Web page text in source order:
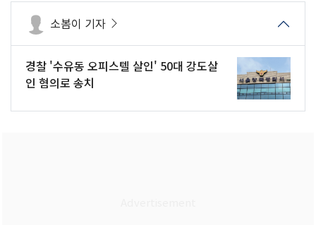
소봄이 기자
경찰 '수유동 오피스텔 살인' 50대 강도살
인 혐의로 송치